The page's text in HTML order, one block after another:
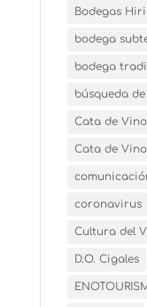
Bodegas
bodega
bodega
búsqueda
Cata de Vino
Cata de
coronavirus
Cultura del
D.O. Cigales